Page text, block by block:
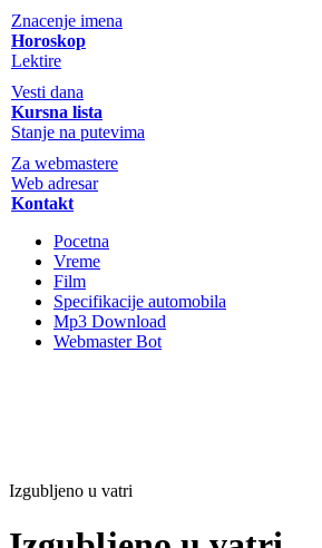
Znacenje imena
Horoskop
Lektire
Vesti dana
Kursna lista
Stanje na putevima
Za webmastere
Web adresar
Kontakt
Pocetna
Vreme
Film
Specifikacije automobila
Mp3 Download
Webmaster Bot
Izgubljeno u vatri